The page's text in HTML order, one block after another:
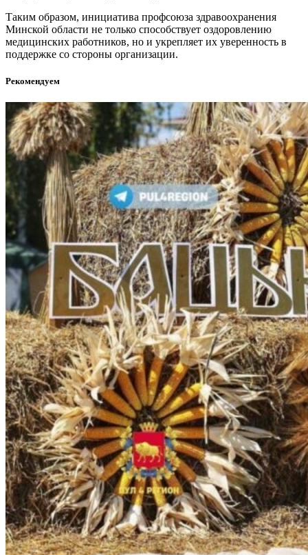
Таким образом, инициатива профсоюза здравоохранения
Минской области не только способствует оздоровлению
медицинских работников, но и укрепляет их уверенность в
поддержке со стороны организации.
Рекомендуем